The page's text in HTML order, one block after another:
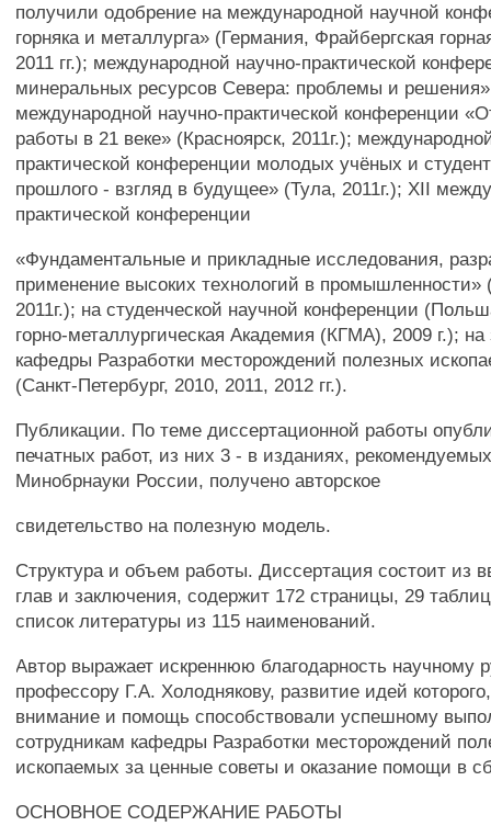
получили одобрение на международной научной
горняка и металлурга» (Германия, Фрайбергская
2011 гг.); международной научно-практической
минеральных ресурсов Севера: проблемы и решения»
международной научно-практической конференции
работы в 21 веке» (Красноярск, 2011г.);
практической конференции молодых учёных и
прошлого - взгляд в будущее» (Тула, 2011г.); XII
практической конференции
«Фундаментальные и прикладные исследования,
применение высоких технологий в промышленности»
2011г.); на студенческой научной конференции
горно-металлургическая Академия (КГМА), 2009 г.); на
кафедры Разработки месторождений полезных
(Санкт-Петербург, 2010, 2011, 2012 гг.).
Публикации. По теме диссертационной работы
печатных работ, из них 3 - в изданиях,
Минобрнауки России, получено авторское
свидетельство на полезную модель.
Структура и объем работы. Диссертация состоит из
глав и заключения, содержит 172 страницы, 29
список литературы из 115 наименований.
Автор выражает искреннюю благодарность научному
профессору Г.А. Холоднякову, развитие идей
внимание и помощь способствовали успешному
сотрудникам кафедры Разработки месторождений
ископаемых за ценные советы и оказание помощи в
ОСНОВНОЕ СОДЕРЖАНИЕ РАБОТЫ